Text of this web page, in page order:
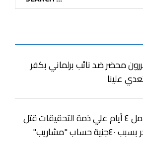
محضر ضد نائب برلماني بكفر
علينا
حبس عامل ٤ أيام علي ذمة التحقيقات قتل
عامل أخر بسبب ٤٠جنية حساب "مشاريب"